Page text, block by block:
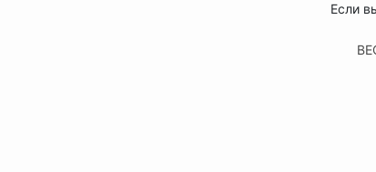
Если